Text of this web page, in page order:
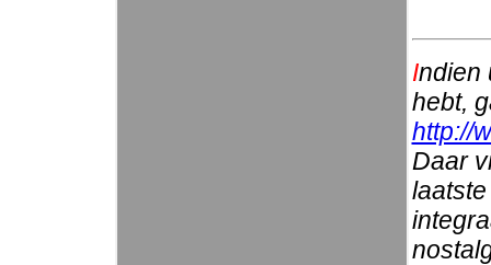
Indien
hebt,
http://
Daar